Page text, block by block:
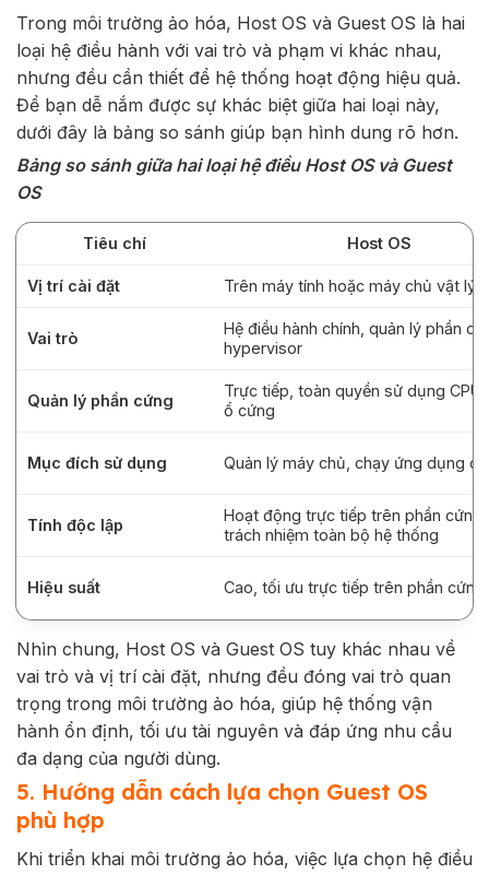
Trong môi trường ảo hóa, Host OS và Guest OS là hai
loại hệ điều hành với vai trò và phạm vi khác nhau,
nhưng đều cần thiết để hệ thống hoạt động hiệu quả.
Để bạn dễ nắm được sự khác biệt giữa hai loại này,
dưới đây là bảng so sánh giúp bạn hình dung rõ hơn.
Bảng so sánhgiữa hai loại hệ điều Host OS và Guest
OS
Tiêu chí Host OS
Vị trí cài đặt Trên máy tính hoặc máy chủ vật lý
Vai trò
Hệ điều hành chính, quản lý phần
hypervisor
Quản lý phần cứng
Trực tiếp, toàn quyền sử dụng CPU,
ổ cứng
Mục đích sử dụng Quản lý máy chủ, chạy ứng dụng
Tính độc lập
Hoạt động trực tiếp trên phần cứng,
trách nhiệm toàn bộ hệ thống
Hiệu suất Cao, tối ưu trực tiếp trên phần cứng
Nhìn chung, Host OS và Guest OS tuy khác nhau về
vai trò và vị trí cài đặt, nhưng đều đóng vai trò quan
trọng trong môi trường ảo hóa, giúp hệ thống vận
hành ổn định, tối ưu tài nguyên và đáp ứng nhu cầu
đa dạng của người dùng.
5. Hướng dẫn cách lựa chọn Guest OS
phù hợp
Khi triển khai môi trường ảo hóa, việc lựa chọn hệ điều